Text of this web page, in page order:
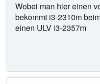
Wobei man hier einen
bekommt i3-2310m
einen ULV i3-2357m